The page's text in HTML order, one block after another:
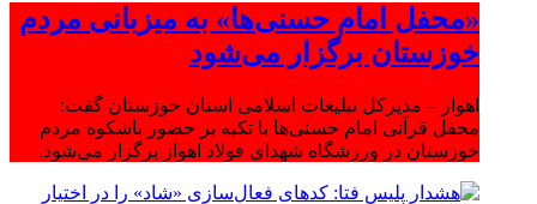
«محفل امام حسنی‌ها» به میزبانی مردم
خوزستان برگزار می‌شود
اهواز – مدیرکل تبلیغات اسلامی استان خوزستان گفت:
محفل قرآنی امام حسنی‌ها با تکیه بر حضور باشکوه مردم
خوزستان در ورزشگاه شهدای فولاد اهواز برگزار می‌شود.